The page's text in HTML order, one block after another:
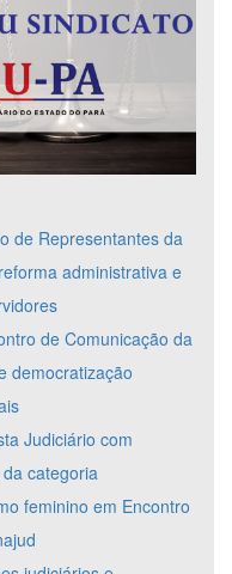
de Representantes da
administrativa e
de Comunicação da
democratização
Judiciário com
categoria
feminino em Encontro